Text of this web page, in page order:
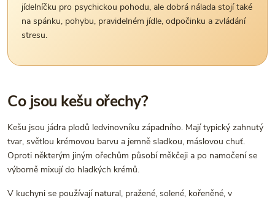
jídelníčku pro psychickou pohodu, ale dobrá nálada stojí také
na spánku, pohybu, pravidelném jídle, odpočinku a zvládání
stresu.
Co jsou kešu ořechy?
Kešu jsou jádra plodů ledvinovníku západního. Mají typický zahnutý
tvar, světlou krémovou barvu a jemně sladkou, máslovou chuť.
Oproti některým jiným ořechům působí měkčeji a po namočení se
výborně mixují do hladkých krémů.
V kuchyni se používají natural, pražené, solené, kořeněné, v